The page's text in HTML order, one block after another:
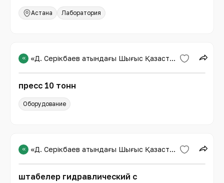
центр"
Астана Лаборатория
« «Д. Серікбаев атындағы Шығыс Қазақстан техникалық университеті»
пресс 10 тонн
Оборудование
« «Д. Серікбаев атындағы Шығыс Қазақстан техникалық университеті»
штабелер гидравлический с